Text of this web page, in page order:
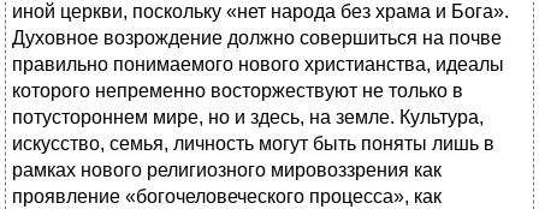
иной церкви, поскольку «нет народа без храма и Бога».
Духовное возрождение должно совершиться на почве
правильно понимаемого нового христианства, идеалы
которого непременно восторжествуют не только в
потустороннем мире, но и здесь, на земле. Культура,
искусство, семья, личность могут быть поняты лишь в
рамках нового религиозного мировоззрения как
проявление «богочеловеческого процесса», как